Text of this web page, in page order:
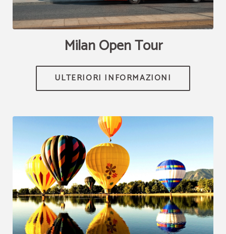
[{"url":"https:\/\/synergy.booking-
channel.com\/api\/hotels\/2289\/medias\/269#Klima Hotel
Milano_Milano_Milan Open Tour Bus | Klima Hotel Milano","name":""}]
Milan Open Tour